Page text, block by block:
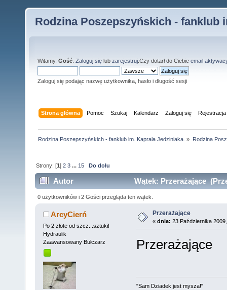
Rodzina Poszepszyńskich - fanklub
Witamy, Gość Zaloguj się lub zarejestruj .Czy dotarł do Ciebie email
Zaloguj się podając nazwę użytkownika, hasło i długość sesji
Strona główna Pomoc Szukaj Kalendarz Zaloguj się Rejestracja
Rodzina Poszepszyńskich - fanklub im. Kaprala Jedziniaka. » Rodzina
Strony: [1]2 3 ... 15 Do dołu
Autor Wątek: Przerażające
0 użytkowników i 2 Gości przegląda ten wątek.
ArcyCierń
Po 2 złote od szcz...sztuki!
Hydraulik
Zaawansowany Bułczarz
Przerażające
« dnia: 23 Października
Przerażające
"Sam Dziadek jest mysza!"